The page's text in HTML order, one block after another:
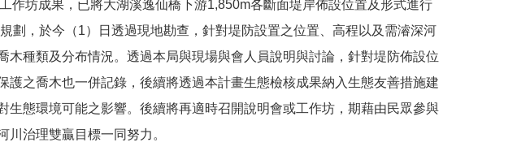
工作坊成果，已將大湖溪逸仙橋下游1,850m各斷面堤岸佈設位置及形式進行
劃，於今（1）日透過現地勘查，針對堤防設置之位置、高程以及需濬深河
種類及分布情況。透過本局與現場與會人員說明與討論，針對堤防佈設位
之喬木也一併記錄，後續將透過本計畫生態檢核成果納入生態友善措施建
生態環境可能之影響。後續將再適時召開說明會或工作坊，期藉由民眾參與
治理雙贏目標一同努力。